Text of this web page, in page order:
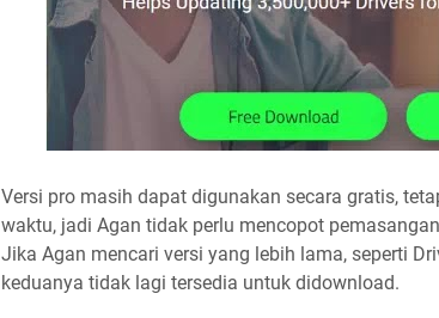
Versi pro masih dapat digunakan secara gratis,
waktu, jadi Agan tidak perlu mencopot
Jika Agan mencari versi yang lebih lama, seperti
keduanya tidak lagi tersedia untuk didownload.